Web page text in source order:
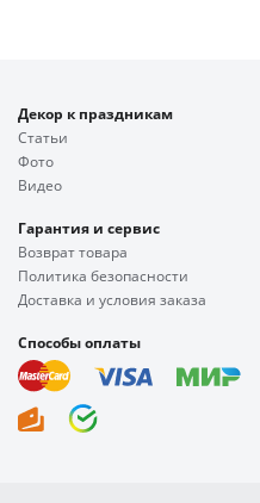
Декор к праздникам
Статьи
Фото
Видео
Гарантия и сервис
Возврат товара
Политика безопасности
Доставка и условия заказа
Способы оплаты